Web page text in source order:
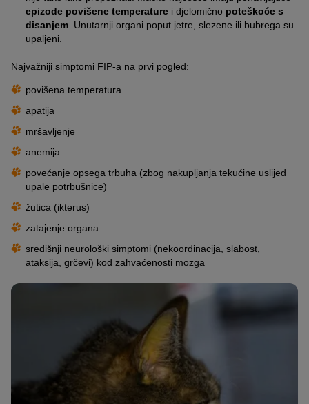
epizode povišene temperature i djelomično poteškoće s
disanjem . Unutarnji organi poput jetre, slezene ili bubrega su
upaljeni.
Najvažniji simptomi FIP-a na prvi pogled:
povišena temperatura
apatija
mršavljenje
anemija
povećanje opsega trbuha (zbog nakupljanja tekućine uslijed
upale potrbušnice)
žutica (ikterus)
zatajenje organa
središnji neurološki simptomi (nekoordinacija, slabost,
ataksija, grčevi) kod zahvaćenosti mozga